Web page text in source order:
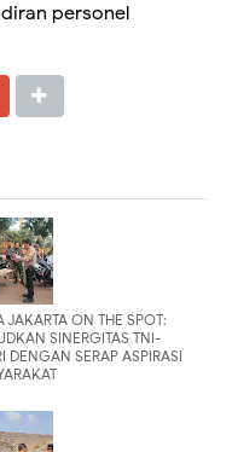
personel
JAKARTA ON THE SPOT:
SINERGITAS TNI-
DENGAN SERAP ASPIRASI